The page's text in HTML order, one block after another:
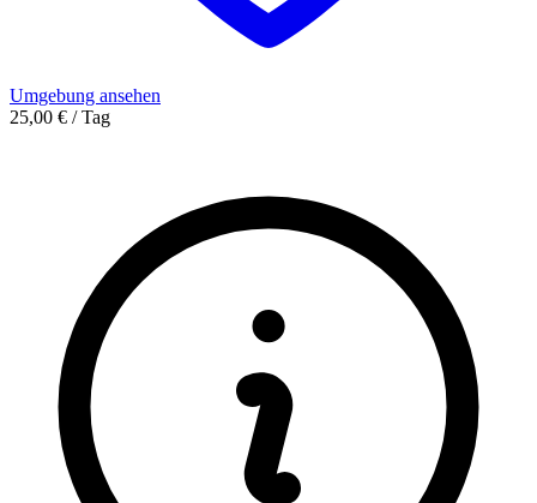
Umgebung ansehen
25,00 € / Tag